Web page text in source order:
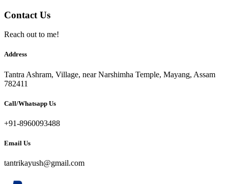
Contact Us
Reach out to me!
Address
Tantra Ashram, Village, near Narshimha Temple, Mayang, Assam
782411
Call/Whatsapp Us
+91-8960093488
Email Us
tantrikayush@gmail.com